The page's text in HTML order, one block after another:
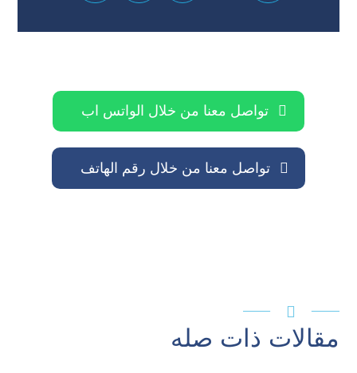
تواصل معنا من خلال الواتس اب
تواصل معنا من خلال رقم الهاتف

مقالات ذات صله